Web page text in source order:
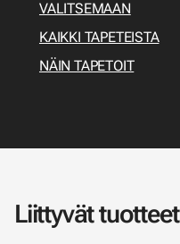
VALITSEMAAN
KAIKKI TAPETEISTA
NÄIN TAPETOIT
Liittyvät tuotteet